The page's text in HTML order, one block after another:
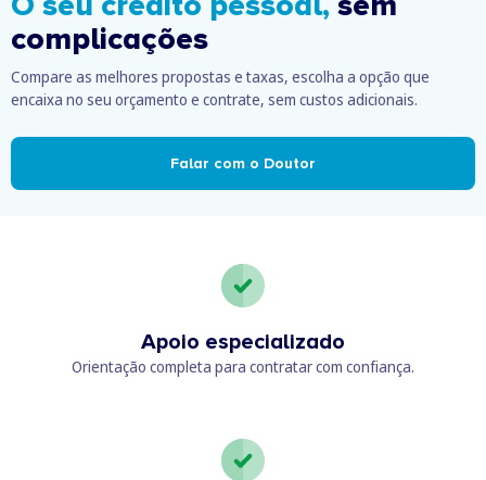
complicações
Compare as melhores propostas e taxas, escolha a opção que
encaixa no seu orçamento e contrate, sem custos adicionais.
Falar com o Doutor
Apoio especializado
Orientação completa para contratar com confiança.